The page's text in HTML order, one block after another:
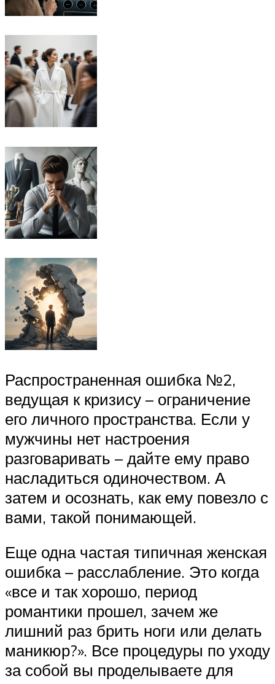
Распространенная ошибка №2,
ведущая к кризису – ограничение
его личного пространства. Если у
мужчины нет настроения
разговаривать – дайте ему право
насладиться одиночеством. А
затем и осознать, как ему повезло с
вами, такой понимающей.
Еще одна частая типичная женская
ошибка – расслабление. Это когда
«все и так хорошо, период
романтики прошел, зачем же
лишний раз брить ноги или делать
маникюр?». Все процедуры по уходу
за собой вы проделываете для